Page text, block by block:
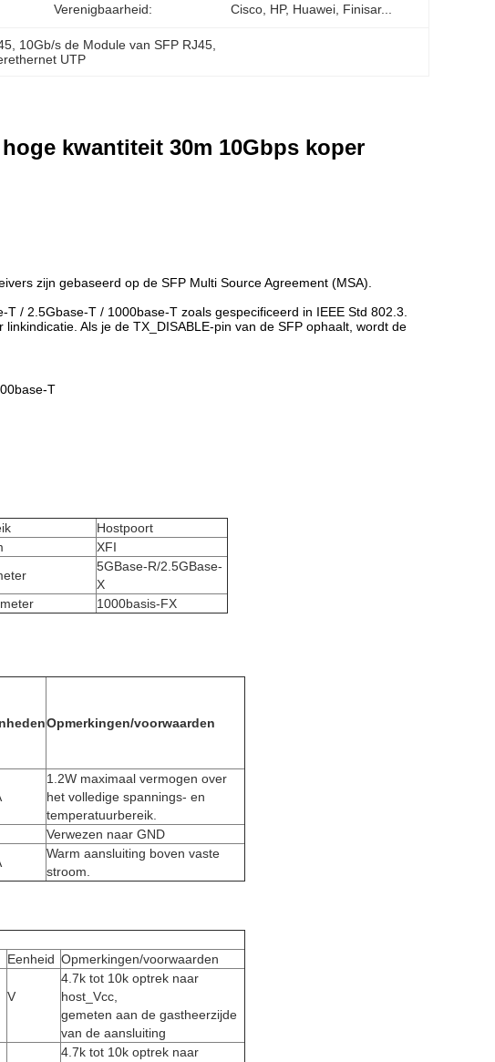
Verenigbaarheid: Cisco, HP, Huawei, Finisar...
10Gb/s de Module van SFP RJ45
UTP
kwantiteit 30m 10Gbps koper
zijn gebaseerd op de SFP Multi Source Agreement (MSA).
/ 2.5Gbase-T / 1000base-T zoals gespecificeerd in IEEE Std 802.3.
Als je de TX_DISABLE-pin van de SFP ophaalt, wordt de
T
Hostpoort
XFI
5GBase-R/2.5GBase-
X
1000basis-FX
Opmerkingen/voorwaarden
1.2W maximaal vermogen over
het volledige spannings- en
temperatuurbereik.
Verwezen naar GND
Warm aansluiting boven vaste
stroom.
Eenheid Opmerkingen/voorwaarden
V
4.7k tot 10k optrek naar
host_Vcc,
gemeten aan de gastheerzijde
van de aansluiting
4.7k tot 10k optrek naar